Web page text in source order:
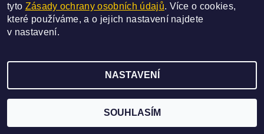
Vytvořil Shoptet
tyto Zásady ochrany osobních údajů. Více o cookies,
které používáme, a o jejich nastavení najdete
v nastavení.
NASTAVENÍ
SOUHLASÍM